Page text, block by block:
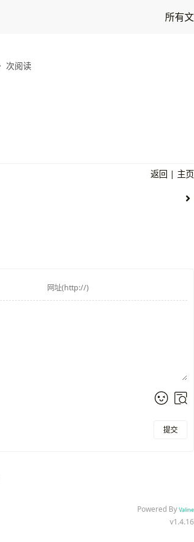
所有
次阅读
返回 | 主页
提交
Powered ByValine
v1.4.16